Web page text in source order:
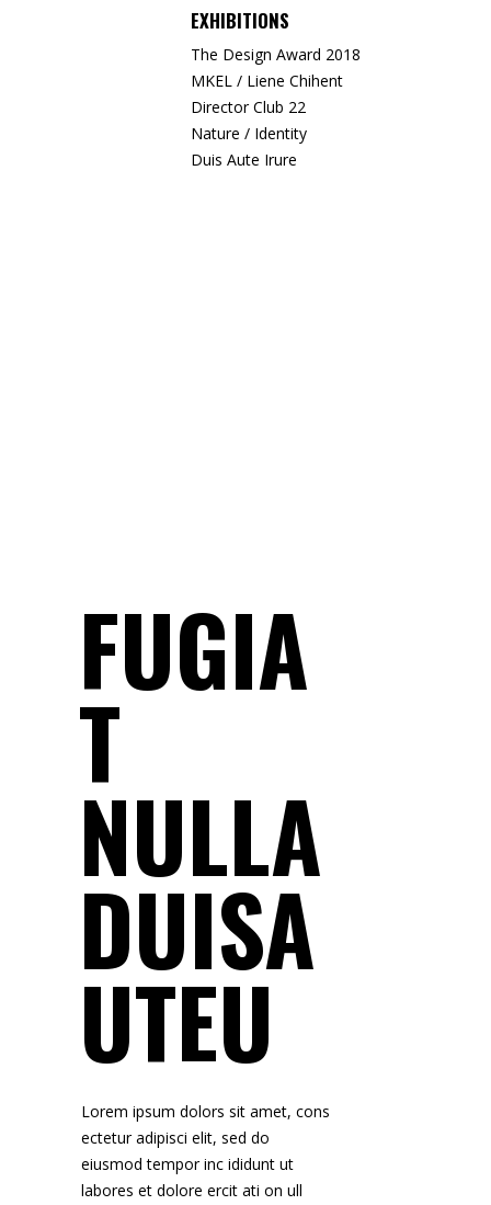
EXHIBITIONS
The Design Award 2018
MKEL / Liene Chihent
Director Club 22
Nature / Identity
Duis Aute Irure
FUGIA
T
NULLA
DUISA
UTEU
Lorem ipsum dolors sit amet, cons
ectetur adipisci elit, sed do
eiusmod tempor inc ididunt ut
labores et dolore ercit ati on ull